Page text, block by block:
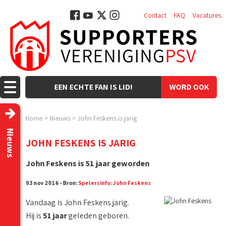
WORD OOK
EEN ECHTE FAN IS LID!
Contact FAQ Vacatures
Home > Nieuws > John Feskens is jarig
Nieuws JOHN FESKENS IS JARIG
John Feskens is 51 jaar geworden
03 nov 2016 - Bron:Spelersinfo: John Feskens
Vandaag is John Feskens jarig.
Hij is51 jaargeleden geboren.